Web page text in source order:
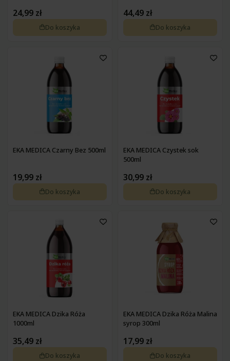
24,99 zł
Do koszyka
44,49 zł
Do koszyka
EKA MEDICA Czarny Bez 500ml
19,99 zł
Do koszyka
EKA MEDICA Czystek sok
500ml
30,99 zł
Do koszyka
EKA MEDICA Dzika Róża
1000ml
35,49 zł
Do koszyka
EKA MEDICA Dzika Róża Malina
syrop 300ml
17,99 zł
Do koszyka